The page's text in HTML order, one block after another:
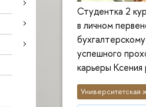
Студентка 2
в личном
успешного
карьеры
Университетская